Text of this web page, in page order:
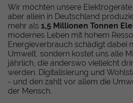
Wir möchten unsere Elektrogeräte
aber allein in Deutschland
mehr als 1,5 Millionen Tonnen
modernes Leben mit hohem
Energieverbrauch schädigt dabei
Umwelt, sondern kostet uns alle
jährlich, die anderswo vielleicht
werden. Digitalisierung und
- und den zahlt vor allem die
der Mensch.